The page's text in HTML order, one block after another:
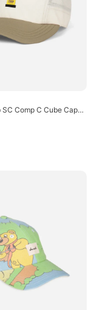
SC Comp C Cube Cap